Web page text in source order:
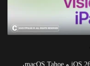
یکی از مهم‌ترین و مشترک‌ترین تغییرات در iOS 26 و macOS Tahoe،